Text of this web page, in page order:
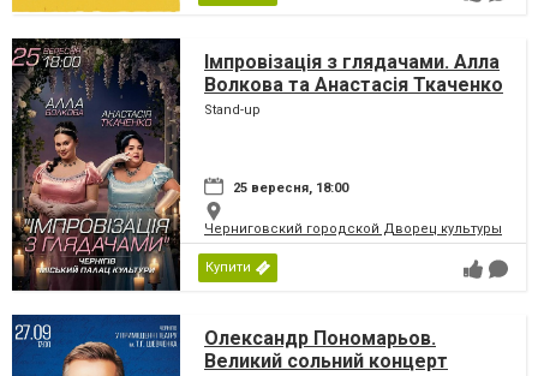
Імпровізація з глядачами. Алла
Волкова та Анастасія Ткаченко
Stand-up
25 вересня, 18:00
Черниговский городской Дворец культуры
Купити
Олександр Пономарьов.
Великий сольний концерт